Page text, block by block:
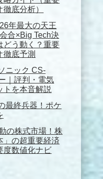
底分析）
年最大の天王
合×Big Tech決
どう動く？重要
徹底予測
ニック CS-
｜評判・電気
トを本音解説
最終兵器！ポケ
の株式市場！株
」の超重要経済
度数値化ナビ